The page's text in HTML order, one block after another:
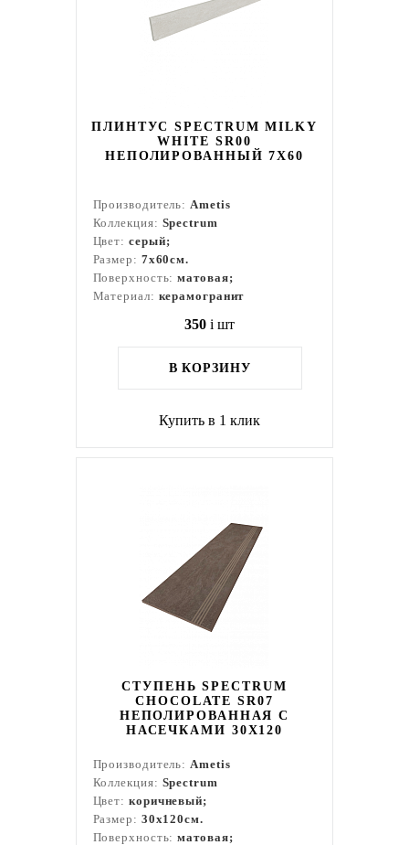
ПЛИНТУС SPECTRUM MILKY
WHITE SR00
НЕПОЛИРОВАННЫЙ 7X60
Производитель:Ametis
Коллекция: Spectrum
Цвет: серый;
Размер: 7x60см.
Поверхность:матовая;
Материал: керамогранит
350 i шт
В КОРЗИНУ
Купить в 1 клик
СТУПЕНЬ SPECTRUM
CHOCOLATE SR07
НЕПОЛИРОВАННАЯ С
НАСЕЧКАМИ 30X120
Производитель:Ametis
Коллекция: Spectrum
Цвет: коричневый;
Размер: 30x120см.
Поверхность:матовая;